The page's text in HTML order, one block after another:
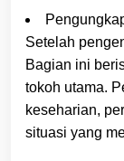
Setelah
Bagian ini
tokoh utama.
keseharian,
situasi yang